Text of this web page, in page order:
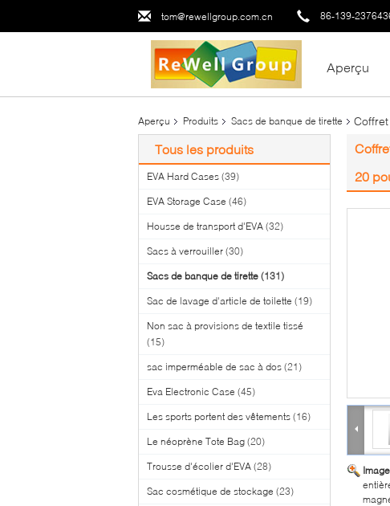
tom@rewellgroup.com.cn 86-139-
Aperçu
Aperçu Produits Sacs de banque de tirette
Tous les produits
EVA Hard Cases (39)
EVA Storage Case (46)
Housse de transport d'EVA (32)
Sacs à verrouiller (30)
Sacs de banque de tirette (131)
Sac de lavage d'article de toilette (19)
Non sac à provisions de textile tissé
(15)
sac imperméable de sac à dos (21)
Eva Electronic Case (45)
Les sports portent des vêtements (16)
Le néoprène Tote Bag (20)
Trousse d'écolier d'EVA (28)
Sac cosmétique de stockage (23)
20